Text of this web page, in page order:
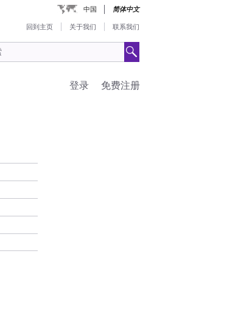
中国 简体中文
回到主页 关于我们 联系我们
免费注册
登录